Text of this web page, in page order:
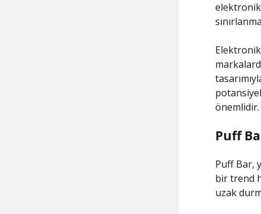
elektronik
önemlidir.
Puff
Puff Bar,
bir trend
uzak